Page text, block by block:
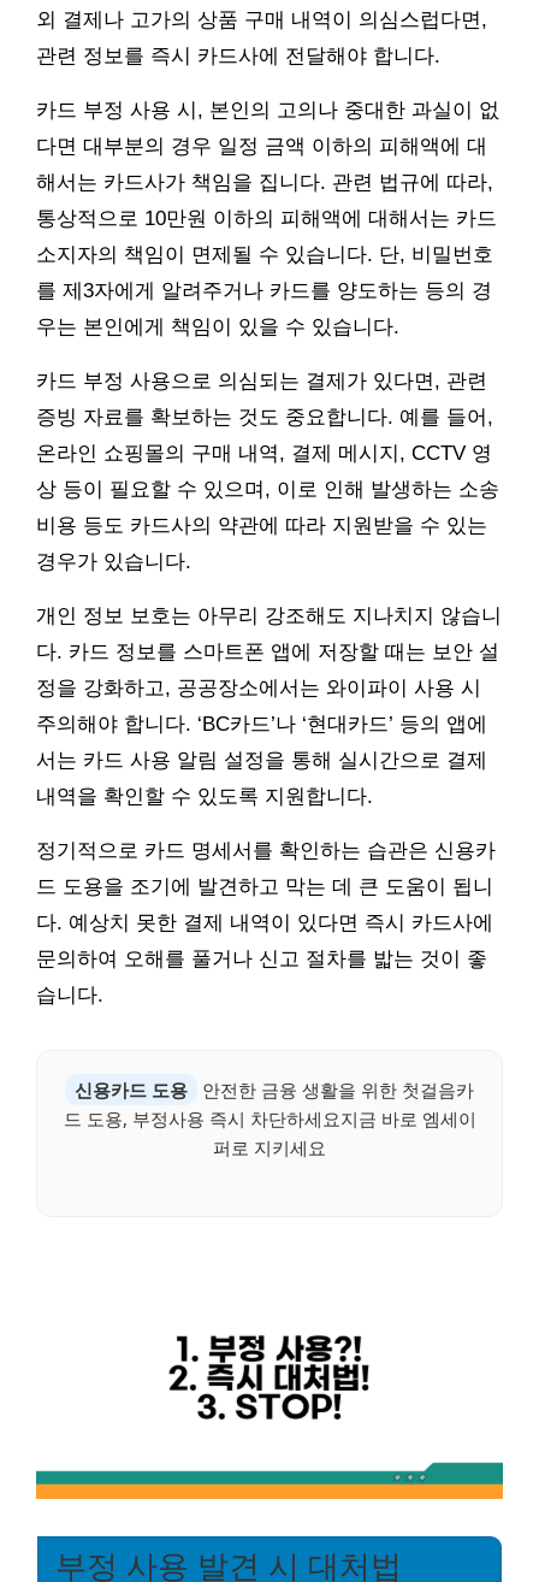
외 결제나 고가의 상품 구매 내역이 의심스럽다면,
관련 정보를 즉시 카드사에 전달해야 합니다.
카드 부정 사용 시, 본인의 고의나 중대한 과실이 없
다면 대부분의 경우 일정 금액 이하의 피해액에 대
해서는 카드사가 책임을 집니다. 관련 법규에 따라,
통상적으로 10만원 이하의 피해액에 대해서는 카드
소지자의 책임이 면제될 수 있습니다. 단, 비밀번호
를 제3자에게 알려주거나 카드를 양도하는 등의 경
우는 본인에게 책임이 있을 수 있습니다.
카드 부정 사용으로 의심되는 결제가 있다면, 관련
증빙 자료를 확보하는 것도 중요합니다. 예를 들어,
온라인 쇼핑몰의 구매 내역, 결제 메시지, CCTV 영
상 등이 필요할 수 있으며, 이로 인해 발생하는 소송
비용 등도 카드사의 약관에 따라 지원받을 수 있는
경우가 있습니다.
개인 정보 보호는 아무리 강조해도 지나치지 않습니
다. 카드 정보를 스마트폰 앱에 저장할 때는 보안 설
정을 강화하고, 공공장소에서는 와이파이 사용 시
주의해야 합니다. ‘BC카드’나 ‘현대카드’ 등의 앱에
서는 카드 사용 알림 설정을 통해 실시간으로 결제
내역을 확인할 수 있도록 지원합니다.
정기적으로 카드 명세서를 확인하는 습관은 신용카
드 도용을 조기에 발견하고 막는 데 큰 도움이 됩니
다. 예상치 못한 결제 내역이 있다면 즉시 카드사에
문의하여 오해를 풀거나 신고 절차를 밟는 것이 좋
습니다.
신용카드 도용
안전한 금융 생활을 위한 첫걸음카
드 도용, 부정사용 즉시 차단하세요지금 바로 엠세이
퍼로 지키세요
부정 사용 발견 시 대처법